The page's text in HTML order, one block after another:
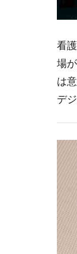
看
場
は
デ